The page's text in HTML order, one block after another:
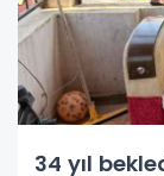
34 yıl